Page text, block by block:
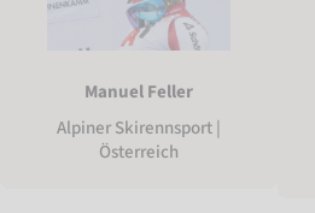
Manuel Feller
Alpiner Skirennsport |
Österreich